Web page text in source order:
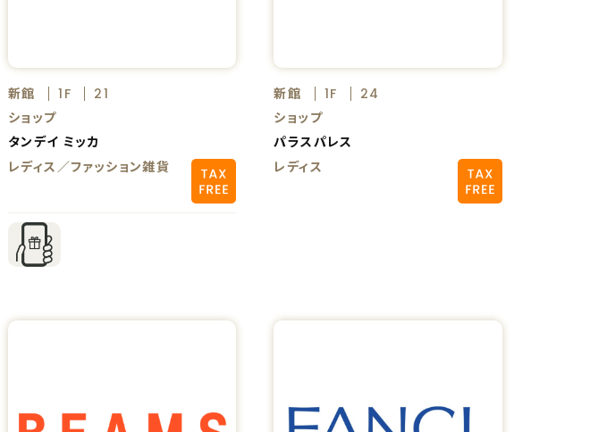
新館 1F
21
ショップ
タンデイ ミッカ
レディス／ファッション雑貨
新館 1F
24
ショップ
パラスパレス
レディス